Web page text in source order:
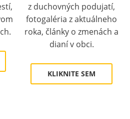
z duchovných podujatí,
fotogaléria z aktuálneho
roka, články o zmenách a
dianí v obci.
KLIKNITE SEM